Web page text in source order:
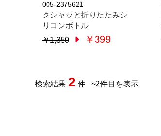
005-2375621
クシャッと折りたたみシ
リコンボトル
￥1,350
￥399
検索結果 2 件 ~2件目を表示